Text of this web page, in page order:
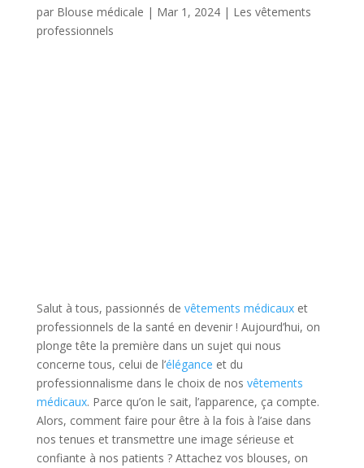
par Blouse médicale | Mar 1, 2024| Les vêtements
professionnels
Salut à tous, passionnés de vêtements médicauxet
professionnels de la santé en devenir ! Aujourd’hui, on
plonge tête la première dans un sujet qui nous
concerne tous, celui de l’élégance et du
professionnalisme dans le choix de nos vêtements
médicaux. Parce qu’on le sait, l’apparence, ça compte.
Alors, comment faire pour être à la fois à l’aise dans
nos tenues et transmettre une image sérieuse et
confiante à nos patients ? Attachez vos blouses, on